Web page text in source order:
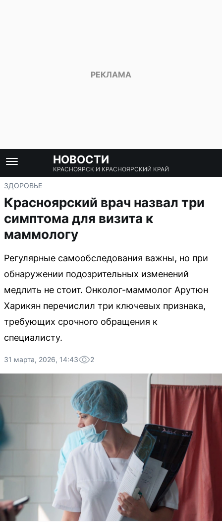
НОВОСТИ
КРАСНОЯРСК И КРАСНОЯРСКИЙ КРАЙ
ЗДОРОВЬЕ
Красноярский врач назвал три
симптома для визита к
маммологу
Регулярные самообследования важны, но при
обнаружении подозрительных изменений
медлить не стоит. Онколог-маммолог Арутюн
Харикян перечислил три ключевых признака,
требующих срочного обращения к
специалисту.
31 марта, 2026, 14:43 2